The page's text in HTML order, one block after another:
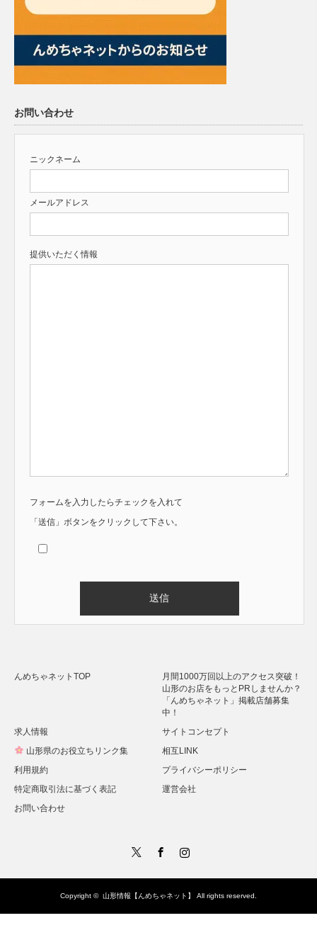
お問い合わせ
ニックネーム
メールアドレス
提供いただく情報
フォームを入力したらチェックを入れて
「送信」ボタンをクリックして下さい。
んめちゃネットTOP
月間1000万回以上のアクセス突破！
山形のお店をもっとPRしませんか？
「んめちゃネット」掲載店舗募集
中！
求人情報
サイトコンセプト
山形県のお役立ちリンク集
相互LINK
利用規約
プライバシーポリシー
特定商取引法に基づく表記
運営会社
お問い合わせ
Instagram
Copyright © 山形情報【んめちゃネット】 All rights reserved.